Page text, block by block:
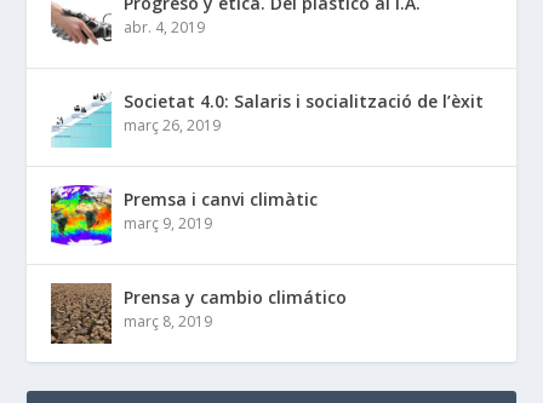
abr. 4, 2019
Societat 4.0: Salaris i socialització de l’èxit
març 26, 2019
Premsa i canvi climàtic
març 9, 2019
Prensa y cambio climático
març 8, 2019